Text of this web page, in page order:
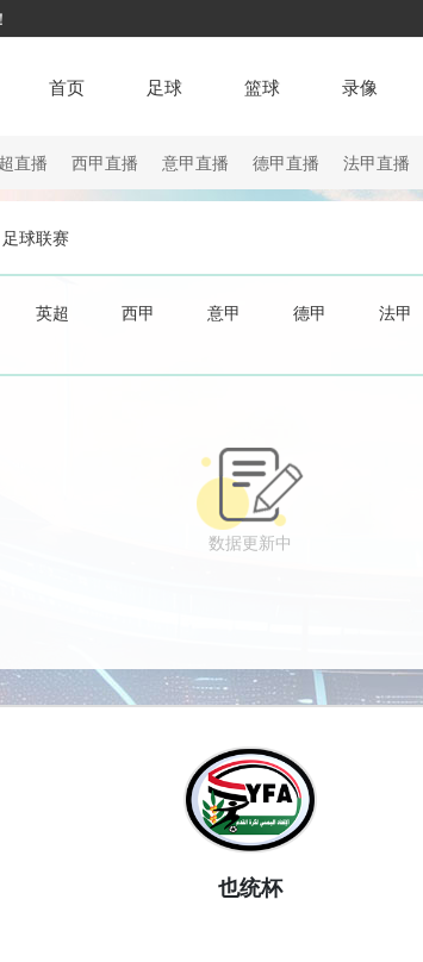
首页 足球 篮球 录像
直播 西甲直播 意甲直播 德甲直播 法甲直播
足球联赛
英超 西甲 意甲 德甲 法甲
数据更新中
也统杯